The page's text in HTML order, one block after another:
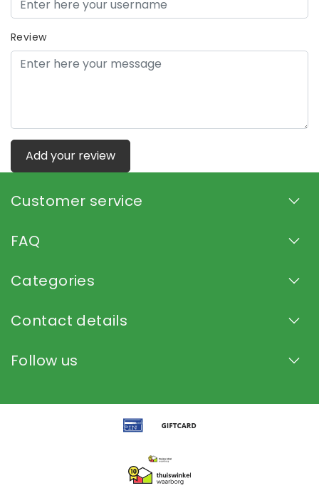
Review
Add your review
Customer service
FAQ
Categories
Contact details
Follow us